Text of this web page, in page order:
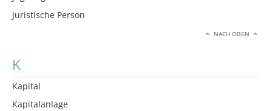
Juristische Person
NACH OBEN
K
Kapital
Kapitalanlage